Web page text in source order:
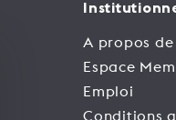
A propos de
Espace
Emploi
Conditions